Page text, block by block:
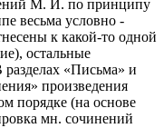
М. И. по принципу
весьма условно -
к какой-то одной
остальные
«Письма» и
произведения
порядке (на основе
мн. сочинений